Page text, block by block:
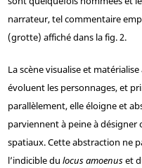
narrateur, tel commentaire
(grotte) affiché dans la fig. 2.
La scène visualise et
évoluent les personnages, et
parallèlement, elle éloigne et
parviennent à peine à désigner
spatiaux. Cette abstraction ne
l’indicible du locus amoenuset